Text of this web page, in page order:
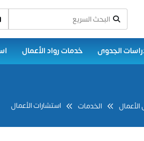
الجدوى خدمات رواد الأعمال
الخدمات استشارات الأعمال